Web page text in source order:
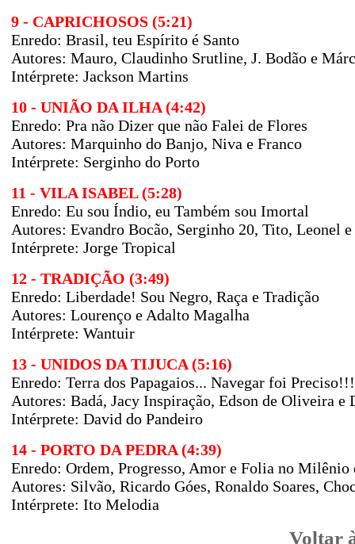
9 - CAPRICHOSOS (5:21)
Enredo: Brasil, teu Espírito é Santo
Autores: Mauro, Claudinho Srutline, J. Bodão e
Intérprete: Jackson Martins
10 - UNIÃO DA ILHA (4:42)
Enredo: Pra não Dizer que não Falei de Flores
Autores: Marquinho do Banjo, Niva e Franco
Intérprete: Serginho do Porto
11 - VILA ISABEL (5:28)
Enredo: Eu sou Índio, eu Também sou Imortal
Autores: Evandro Bocão, Serginho 20, Tito, Leonel
Intérprete: Jorge Tropical
12 - TRADIÇÃO (3:49)
Enredo: Liberdade! Sou Negro, Raça e Tradição
Autores: Lourenço e Adalto Magalha
Intérprete: Wantuir
13 - UNIDOS DA TIJUCA (5:16)
Enredo: Terra dos Papagaios... Navegar foi Preciso!!!
Autores: Badá, Jacy Inspiração, Edson de Oliveira e
Intérprete: David do Pandeiro
14 - PORTO DA PEDRA (4:39)
Enredo: Ordem, Progresso, Amor e Folia no Milênio
Autores: Silvão, Ricardo Góes, Ronaldo Soares,
Intérprete: Ito Melodia
Voltar